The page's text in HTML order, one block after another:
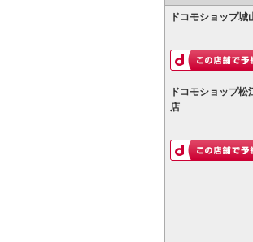
ドコモショップ城
ドコモショップ松
店